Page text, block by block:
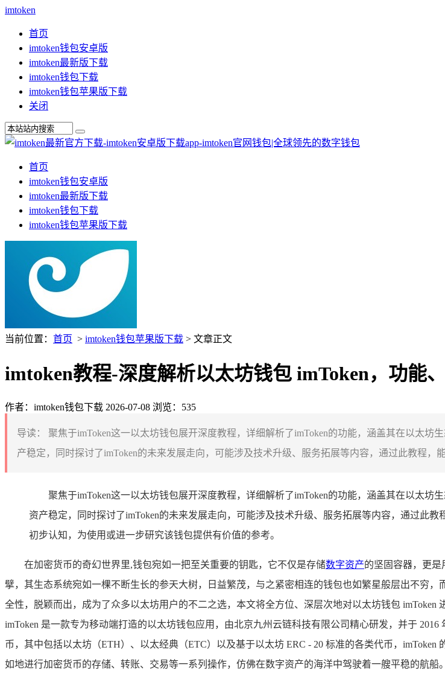
imtoken
首页
imtoken钱包安卓版
imtoken最新版下载
imtoken钱包下载
imtoken钱包苹果版下载
关闭
首页
imtoken钱包安卓版
imtoken最新版下载
imtoken钱包下载
imtoken钱包苹果版下载
当前位置： 首页 > imtoken钱包苹果版下载 > 文章正文
imtoken教程-深度解析以太坊钱包 imToken，功能
作者：imtoken钱包下载 2026-07-08 浏览：535
导读：
聚焦于imToken这一以太坊钱包展开深度教程，详细解析了imToken的功能，涵盖其在以太
产稳定，同时探讨了imToken的未来发展走向，可能涉及技术升级、服务拓展等内容，通过此教程，
聚焦于imToken这一以太坊钱包展开深度教程，详细解析了imToken的功能，涵盖其在以太
资产稳定，同时探讨了imToken的未来发展走向，可能涉及技术升级、服务拓展等内容，通过此
初步认知，为使用或进一步研究该钱包提供有价值的参考。
在加密货币的奇幻世界里,钱包宛如一把至关重要的钥匙，它不仅是存储数字资产的坚固容器，更
擘，其生态系统宛如一棵不断生长的参天大树，日益繁茂，与之紧密相连的钱包也如繁星般层出不穷，
全性，脱颖而出，成为了众多以太坊用户的不二之选，本文将全方位、深层次地对以太坊钱包
imToken 是一款专为移动端打造的以太坊钱包应用，由北京九州云链科技有限公司精心研发，并于
币，其中包括以太坊（ETH）、以太经典（ETC）以及基于以太坊 ERC - 20 标准的各类代币，
如地进行加密货币的存储、转账、交易等一系列操作，仿佛在数字资产的海洋中驾驶着一艘平稳的航船。